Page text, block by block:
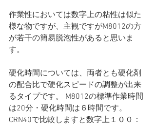
作業性においては数字上の粘性は似た
様な物ですが、主観ですがM8012の方
が若干の簡易脱泡性があると思いま
す。
硬化時間については、両者とも硬化剤
の配合比で硬化スピードの調整が出来
るタイプです。 M8012の標準作業時間
は20分・硬化時間は６時間です。
CRN40で比較しますと数字上１００：